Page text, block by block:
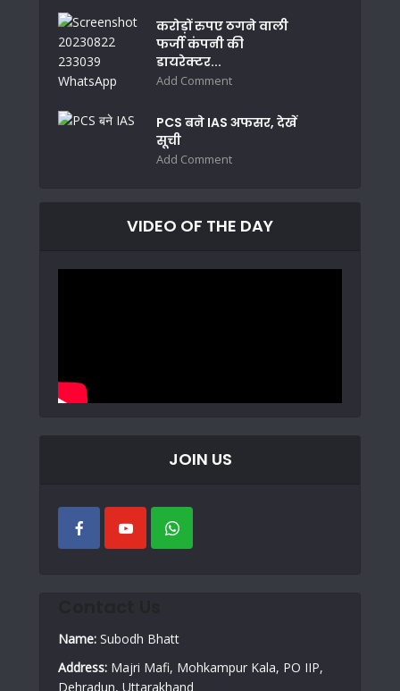
करोड़ों रुपए ठगने वाली
फर्जी कंपनी की
डायरेक्टर...
Add Comment
PCS बने IAS अफसर, देखें
सूची
Add Comment
VIDEO OF THE DAY
JOIN US
Name: Subodh Bhatt
Address: Majri Mafi, Mohkampur Kala, PO IIP,
Dehradun, Uttarakhand